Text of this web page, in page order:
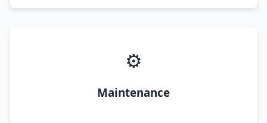
⚙️
Maintenance